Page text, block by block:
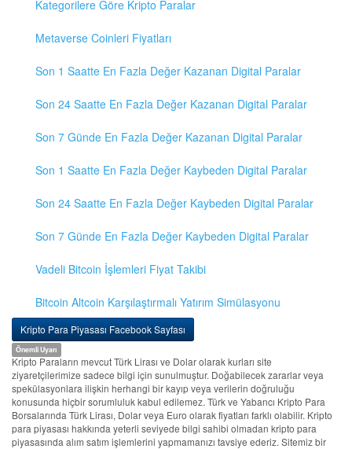
Kategorilere Göre Kripto Paralar
Metaverse Coinleri Fiyatları
Son 1 Saatte En Fazla Değer Kazanan Digital Paralar
Son 24 Saatte En Fazla Değer Kazanan Digital Paralar
Son 7 Günde En Fazla Değer Kazanan Digital Paralar
Son 1 Saatte En Fazla Değer Kaybeden Digital Paralar
Son 24 Saatte En Fazla Değer Kaybeden Digital Paralar
Son 7 Günde En Fazla Değer Kaybeden Digital Paralar
Vadeli Bitcoin İşlemleri Fiyat Takibi
Bitcoin Altcoin Karşılaştırmalı Yatırım Simülasyonu
Kripto Para Piyasası Facebook Sayfası
Önemli Uyarı
Kripto Paraların mevcut Türk Lirası ve Dolar olarak kurları site
ziyaretçilerimize sadece bilgi için sunulmuştur. Doğabilecek zararlar veya
spekülasyonlara ilişkin herhangi bir kayıp veya verilerin doğruluğu
konusunda hiçbir sorumluluk kabul edilemez. Türk ve Yabancı Kripto Para
Borsalarında Türk Lirası, Dolar veya Euro olarak fiyatları farklı olabilir. Kripto
para piyasası hakkında yeterli seviyede bilgi sahibi olmadan kripto para
piyasasında alım satım işlemlerini yapmamanızı tavsiye ederiz. Sitemiz bir